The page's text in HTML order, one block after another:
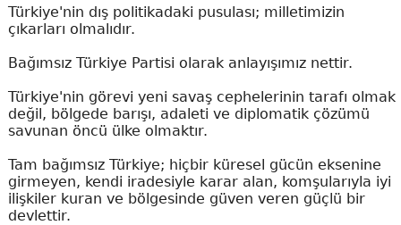
Türkiye'nin dış politikadaki pusulası; milletimizin
çıkarları olmalıdır.
Bağımsız Türkiye Partisi olarak anlayışımız nettir.
Türkiye'nin görevi yeni savaş cephelerinin tarafı olmak
değil, bölgede barışı, adaleti ve diplomatik çözümü
savunan öncü ülke olmaktır.
Tam bağımsız Türkiye; hiçbir küresel gücün eksenine
girmeyen, kendi iradesiyle karar alan, komşularıyla iyi
ilişkiler kuran ve bölgesinde güven veren güçlü bir
devlettir.